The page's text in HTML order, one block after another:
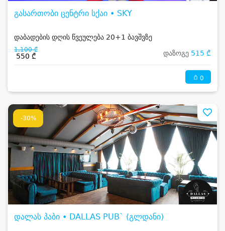
გასართობი ცენტრი სქაი • SKY
დაბადების დღის წვეულება 20+1 ბავშვზე
1,100 ₾
550 ₾ დაზოგე 515 ₾
0
-30%
დალას პაბი • DALLAS PUB` (გლდანი)